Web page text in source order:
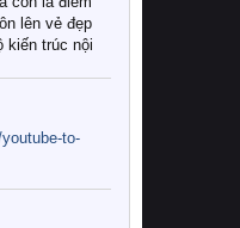
lên vẻ đẹp
kiến trúc nội
đa dạng
và mẫu mã
để chọn
gối đệm cao
phù hợp với
của gia
to-